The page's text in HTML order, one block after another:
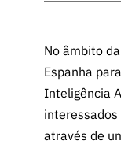
No âmbito
Espanha
Inteligência
através de